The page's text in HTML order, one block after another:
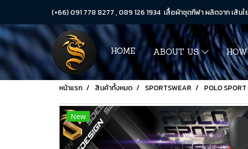
(+66) 091 778 8277 , 089 126 1934 เสื้อผ้าชุดกีฬา ผลิตจาก เส้นใ
HOME ABOUT US
หน้าแรก สินค้าทั้งหมด SPORTSWEAR POLO SPORT
New